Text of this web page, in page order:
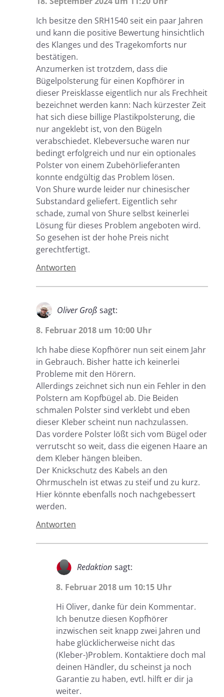
Ich besitze den SRH1540 seit ein paar Jahren
und kann die positive Bewertung hinsichtlich
des Klanges und des Tragekomforts nur
bestätigen.
Anzumerken ist trotzdem, dass die
Bügelpolsterung für einen Kopfhörer in
dieser Preisklasse eigentlich nur als Frechheit
bezeichnet werden kann: Nach kürzester Zeit
hat sich diese billige Plastikpolsterung, die
nur angeklebt ist, von den Bügeln
verabschiedet. Klebeversuche waren nur
bedingt erfolgreich und nur ein optionales
Polster von einem Zubehörlieferanten
konnte endgültig das Problem lösen.
Von Shure wurde leider nur chinesischer
Substandard geliefert. Eigentlich sehr
schade, zumal von Shure selbst keinerlei
Lösung für dieses Problem angeboten wird.
So gesehen ist der hohe Preis nicht
gerechtfertigt.
Antworten
Oliver Groß sagt:
8. Februar 2018 um 10:00 Uhr
Ich habe diese Kopfhörer nun seit einem Jahr
in Gebrauch. Bisher hatte ich keinerlei
Probleme mit den Hörern.
Allerdings zeichnet sich nun ein Fehler in den
Polstern am Kopfbügel ab. Die Beiden
schmalen Polster sind verklebt und eben
dieser Kleber scheint nun nachzulassen.
Das vordere Polster lößt sich vom Bügel oder
verrutscht so weit, dass die eigenen Haare an
dem Kleber hängen bleiben.
Der Knickschutz des Kabels an den
Ohrmuscheln ist etwas zu steif und zu kurz.
Hier könnte ebenfalls noch nachgebessert
werden.
Antworten
Redaktion sagt:
8. Februar 2018 um 10:15 Uhr
Hi Oliver, danke für dein Kommentar.
Ich benutze diesen Kopfhörer
inzwischen seit knapp zwei Jahren und
habe glücklicherweise nicht das
(Kleber-)Problem. Kontaktiere doch mal
deinen Händler, du scheinst ja noch
Garantie zu haben, evtl. hilft er dir ja
weiter.